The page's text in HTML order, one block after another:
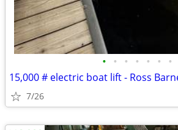
• • • • • • •
15,000 # electric boat lift - Ross
7/26